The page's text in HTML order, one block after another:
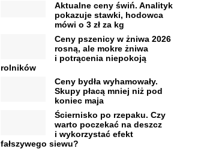
Aktualne ceny świń. Analityk
pokazuje stawki, hodowca
mówi o 3 zł za kg
Ceny pszenicy w żniwa 2026
rosną, ale mokre żniwa
i potrącenia niepokoją
rolników
Ceny bydła wyhamowały.
Skupy płacą mniej niż pod
koniec maja
Ściernisko po rzepaku. Czy
warto poczekać na deszcz
i wykorzystać efekt
fałszywego siewu?